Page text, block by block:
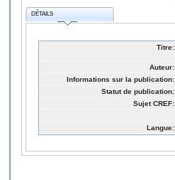
DÉTAILS
Titre:
Auteur:
Informations sur la publication:
Statut de publication:
Sujet CREF:
Langue: